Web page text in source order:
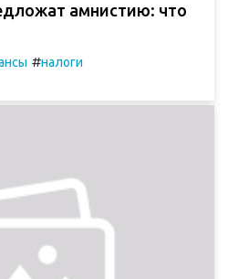
амнистию: что
#налоги